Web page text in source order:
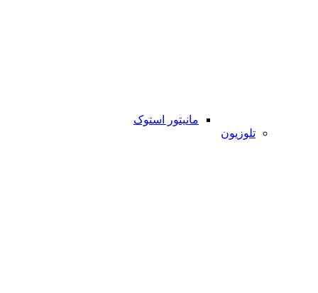
مانیتور استوک
تلوزیون